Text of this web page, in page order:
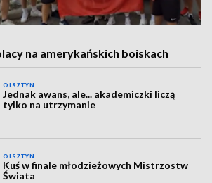
na amerykańskich boiskach
OLSZTYN
Jednak awans, ale... akademiczki liczą
tylko na utrzymanie
OLSZTYN
Kuś w finale młodzieżowych Mistrzostw
Świata